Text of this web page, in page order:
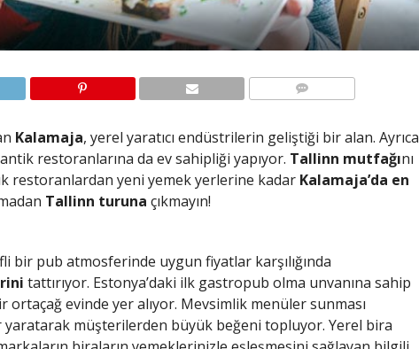
Kalamaja, yerel yaratıcı endüstrilerin geliştiği bir alan. Ayrıca
restoranlarına da ev sahipliği yapıyor. Tallinn mutfağını
restoranlardan yeni yemek yerlerine kadar Kalamaja’da en
Tallinn turuna çıkmayın!
bir pub atmosferinde uygun fiyatlar karşılığında
tattırıyor. Estonya’daki ilk gastropub olma unvanına sahip
ortaçağ evinde yer alıyor. Mevsimlik menüler sunması
müşterilerden büyük beğeni topluyor. Yerel bira